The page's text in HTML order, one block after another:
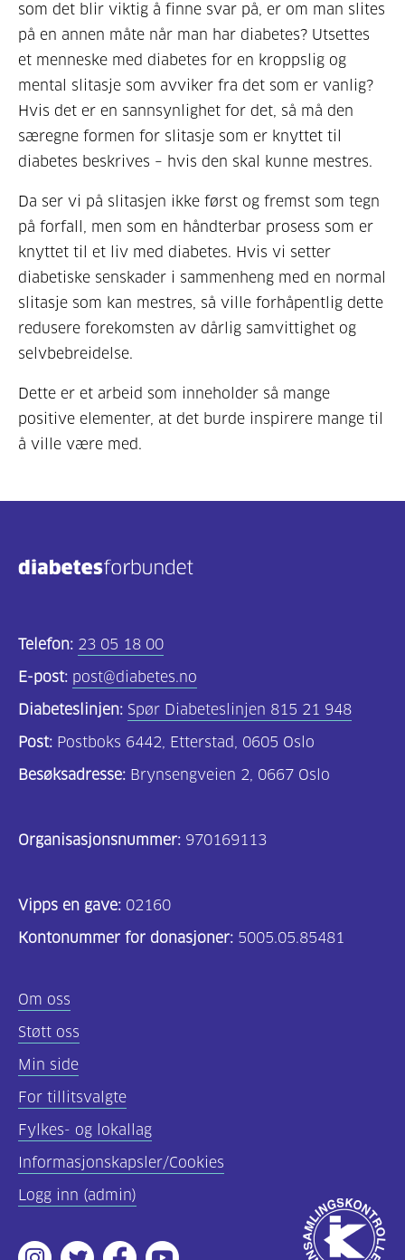
som det blir viktig å finne svar på, er om man slites
på en annen måte når man har diabetes? Utsettes
et menneske med diabetes for en kroppslig og
mental slitasje som avviker fra det som er vanlig?
Hvis det er en sannsynlighet for det, så må den
særegne formen for slitasje som er knyttet til
diabetes beskrives – hvis den skal kunne mestres.
Da ser vi på slitasjen ikke først og fremst som tegn
på forfall, men som en håndterbar prosess som er
knyttet til et liv med diabetes. Hvis vi setter
diabetiske senskader i sammenheng med en normal
slitasje som kan mestres, så ville forhåpentlig dette
redusere forekomsten av dårlig samvittighet og
selvbebreidelse.
Dette er et arbeid som inneholder så mange
positive elementer, at det burde inspirere mange til
å ville være med.
Telefon: 23 05 18 00
E-post: post@diabetes.no
Diabeteslinjen: Spør Diabeteslinjen 815 21 948
Post: Postboks 6442, Etterstad, 0605 Oslo
Besøksadresse: Brynsengveien 2, 0667 Oslo
Organisasjonsnummer: 970169113
Vipps en gave: 02160
Kontonummer for donasjoner: 5005.05.85481
Om oss
Støtt oss
Min side
For tillitsvalgte
Fylkes- og lokallag
Informasjonskapsler/Cookies
Logg inn (admin)
Instagram
TwitterFacebookYoutube
Godkjent
av